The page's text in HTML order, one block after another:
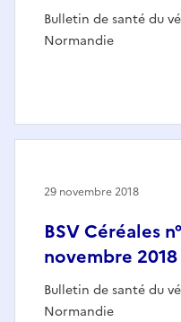
Bulletin de santé du
Normandie
BSV Céréales
novembre 2018
Bulletin de santé du
Normandie
29 novembre 2018